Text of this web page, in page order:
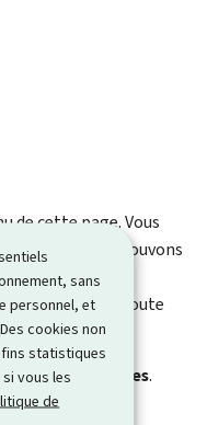
sans
personnel, et
cookies non
statistiques
vous les
de
de cette page. Vous
ce que nous pouvons
à votre
contact pour toute
) sontobligatoires.